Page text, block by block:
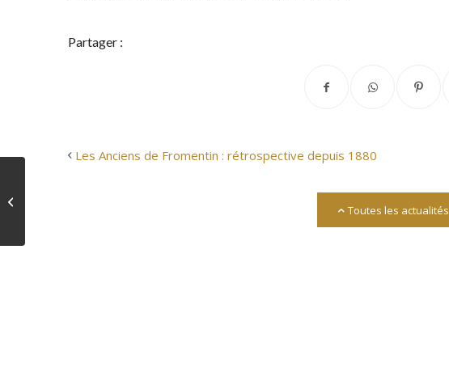
Partager :
Les Anciens de Fromentin : rétrospective depuis 1880
Toutes les actualités